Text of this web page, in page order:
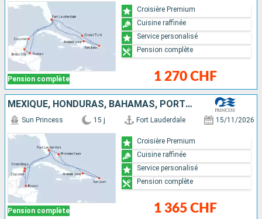
Pension complète 1 270 CHF
Croisière Premium
Cuisine raffinée
Service personalisé
Pension complète
MEXIQUE, HONDURAS, BAHAMAS, PORTO RICO, RÉPUBLIQUE DOMINICAINE, ÉTATS-UNIS
Pension complète
Sun Princess 15 j Fort Lauderdale 15/11/2026
1 365 CHF
Croisière Premium
Cuisine raffinée
Service personalisé
Pension complète